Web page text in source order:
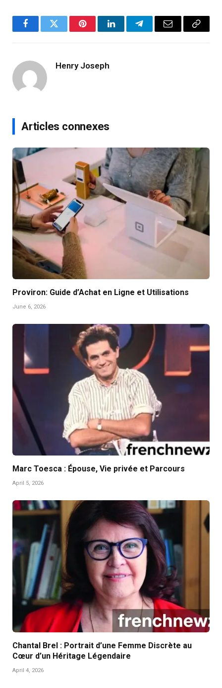
FacebookTwitter PinterestLinkedInTelegramEmail
Copy
Henry Joseph
Articles connexes
Proviron: Guide d’Achat en Ligne et Utilisations
June 6, 2026
Marc Toesca : Épouse, Vie privée et Parcours
April 5, 2026
Chantal Brel : Portrait d’une Femme Discrète au
Cœur d’un Héritage Légendaire
April 4, 2026